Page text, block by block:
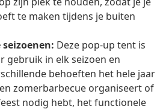
te maken tijdens je buiten
Deze pop-up tent is
gebruik in elk seizoen en
behoeften het hele jaar
zomerbarbecue organiseert of
nodig hebt, het functionele